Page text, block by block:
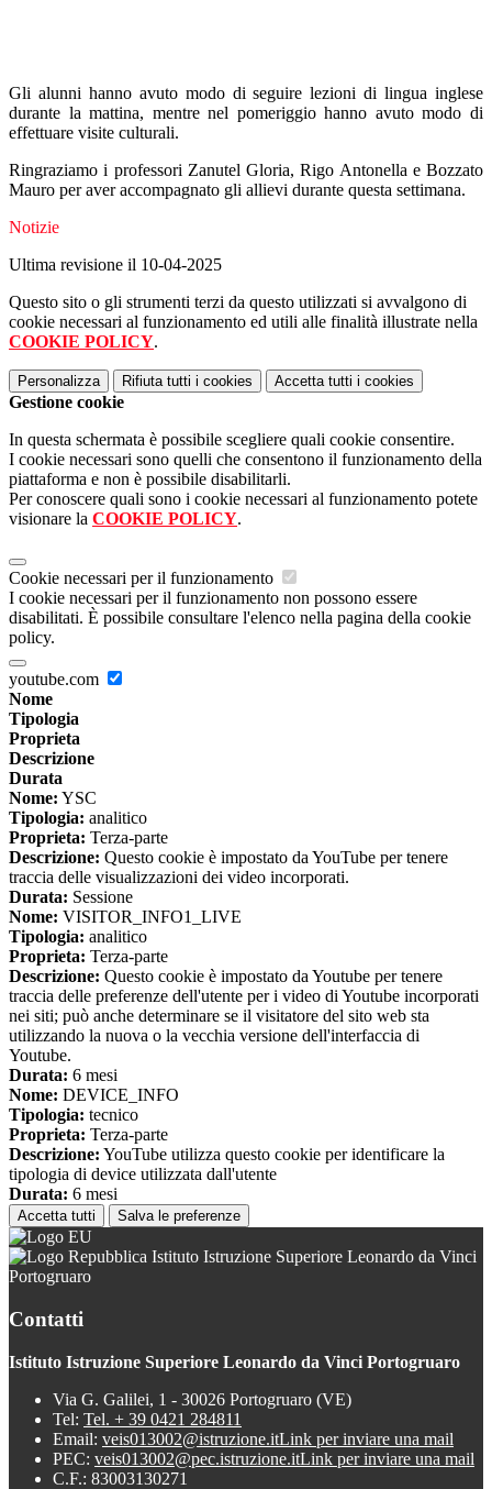
Gli alunni hanno avuto modo di seguire lezioni di lingua inglese
durante la mattina, mentre nel pomeriggio hanno avuto modo di
effettuare visite culturali.
Ringraziamo i professori Zanutel Gloria, Rigo Antonella e Bozzato
Mauro per aver accompagnato gli allievi durante questa settimana.
Notizie
Ultima revisione il 10-04-2025
Questo sito o gli strumenti terzi da questo utilizzati si avvalgono di
cookie necessari al funzionamento ed utili alle finalità illustrate nella
COOKIE POLICY.
Personalizza Rifiuta tutti i cookies Accetta tutti i cookies
Gestione cookie
In questa schermata è possibile scegliere quali cookie consentire.
I cookie necessari sono quelli che consentono il funzionamento della
piattaforma e non è possibile disabilitarli.
Per conoscere quali sono i cookie necessari al funzionamento potete
visionare la COOKIE POLICY.
Cookie necessari per il funzionamento
I cookie necessari per il funzionamento non possono essere
disabilitati. È possibile consultare l'elenco nella pagina della cookie
policy.
youtube.com
Nome
Tipologia
Proprieta
Descrizione
Durata
Nome: YSC
Tipologia: analitico
Proprieta: Terza-parte
Descrizione: Questo cookie è impostato da YouTube per tenere
traccia delle visualizzazioni dei video incorporati.
Durata: Sessione
Nome: VISITOR_INFO1_LIVE
Tipologia: analitico
Proprieta: Terza-parte
Descrizione: Questo cookie è impostato da Youtube per tenere
traccia delle preferenze dell'utente per i video di Youtube incorporati
nei siti; può anche determinare se il visitatore del sito web sta
utilizzando la nuova o la vecchia versione dell'interfaccia di
Youtube.
Durata: 6 mesi
Nome: DEVICE_INFO
Tipologia: tecnico
Proprieta: Terza-parte
Descrizione: YouTube utilizza questo cookie per identificare la
tipologia di device utilizzata dall'utente
Durata: 6 mesi
Accetta tutti Salva le preferenze
Istituto Istruzione Superiore Leonardo da Vinci
Portogruaro
Contatti
Istituto Istruzione Superiore Leonardo da Vinci Portogruaro
Via G. Galilei, 1 - 30026 Portogruaro (VE)
Tel: Tel. + 39 0421 284811
Email: veis013002@istruzione.itLink per inviare una mail
PEC: veis013002@pec.istruzione.itLink per inviare una mail
C.F.: 83003130271